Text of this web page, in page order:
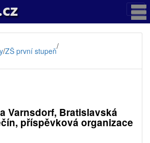
/ZŠ první stupeň/
Varnsdorf, Bratislavská
příspěvková organizace